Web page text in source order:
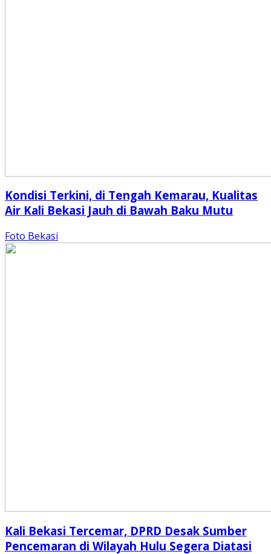
Kondisi Terkini, di Tengah Kemarau, Kualitas
Air Kali Bekasi Jauh di Bawah Baku Mutu
Foto Bekasi
Kali Bekasi Tercemar, DPRD Desak Sumber
Pencemaran di Wilayah Hulu Segera Diatasi